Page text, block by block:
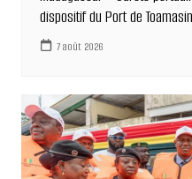
dispositif du Port de
7 août 2026